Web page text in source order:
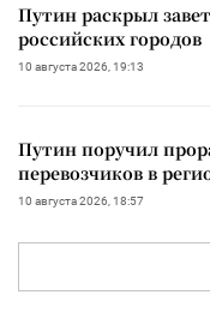
Путин раскрыл
российских городов
10 августа 2026, 19:13
Путин поручил
перевозчиков в
10 августа 2026, 18:57